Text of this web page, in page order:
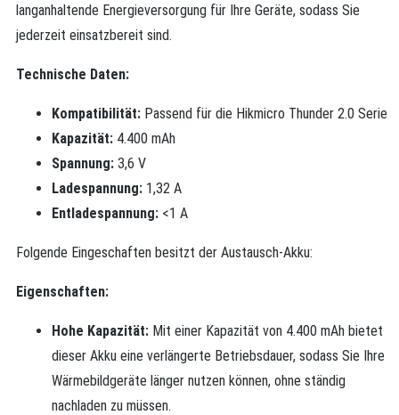
langanhaltende Energieversorgung für Ihre Geräte, sodass Sie
jederzeit einsatzbereit sind.
Technische Daten:
Kompatibilität: Passend für die Hikmicro Thunder 2.0 Serie
Kapazität: 4.400 mAh
Spannung: 3,6 V
Ladespannung: 1,32 A
Entladespannung: <1 A
Folgende Eingeschaften besitzt der Austausch-Akku:
Eigenschaften:
Hohe Kapazität: Mit einer Kapazität von 4.400 mAh bietet
dieser Akku eine verlängerte Betriebsdauer, sodass Sie Ihre
Wärmebildgeräte länger nutzen können, ohne ständig
nachladen zu müssen.